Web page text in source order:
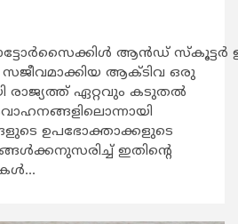
ആന്‍ഡ് സ്കൂട്ടര്‍
ആക്ടിവ ഒരു
രാജ്യത്ത് ഏറ്റവും കടുതല്‍
ഉപഭോക്താക്കളുടെ
ഇതിന്‍റെ